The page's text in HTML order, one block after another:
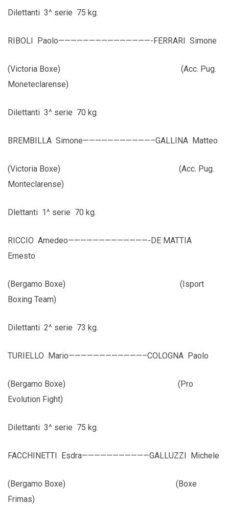
Dilettanti 3^ serie 75 kg.
RIBOLI Paolo———————————————-FERRARI Simone
(Victoria Boxe) (Acc. Pug.
Moneteclarense)
Dilettanti 3^ serie 70 kg.
BREMBILLA Simone———————————–GALLINA Matteo
(Victoria Boxe) (Acc. Pug.
Monteclarense)
Dlettanti 1^ serie 70 kg.
RICCIO Amedeo—————————————-DE MATTIA
Ernesto
(Bergamo Boxe) (Isport
Boxing Team)
Dilettanti 2^ serie 73 kg.
TURIELLO Mario————————————–COLOGNA Paolo
(Bergamo Boxe) (Pro
Evolution Fight)
Dilettanti 3^ serie 75 kg.
FACCHINETTI Esdra———————————GALLUZZI Michele
(Bergamo Boxe) (Boxe
Frimas)